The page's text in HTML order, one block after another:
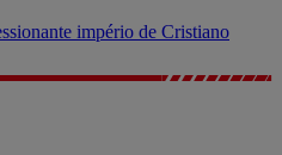
império de Cristiano